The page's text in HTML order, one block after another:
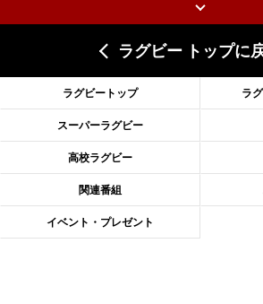
2026年6月18日(木)更新
滑川剛人レフリー、早過ぎる引退「27年W杯の
2026年6月11日(木)更新
神戸、リーグワン初優勝の道のりデイブ・レニ
2026年6月4日(木)更新
“泣き虫先生”こと山口良治氏死去「信は力なり
ラグビー トップに
ラグビートップ ラ
スーパーラグビー
高校ラグビー
関連番組
イベント・プレゼント